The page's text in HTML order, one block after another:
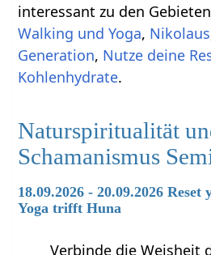
interessant zu den Gebieten
Walking und Yoga, Nikolaus
Generation, Nutze deine
Kohlenhydrate.
Naturspiritualität
Schamanismus
18.09.2026 - 20.09.2026
Yoga trifft Huna
Verbinde die Weisheit